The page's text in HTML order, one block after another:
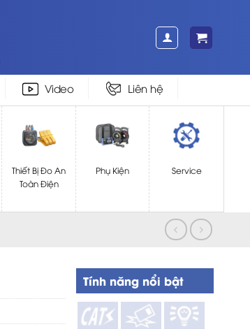
Video Liên hệ
Thiết Bị Đo An
Toàn Điện
Phụ Kiện Service
Tính năng nổi bật